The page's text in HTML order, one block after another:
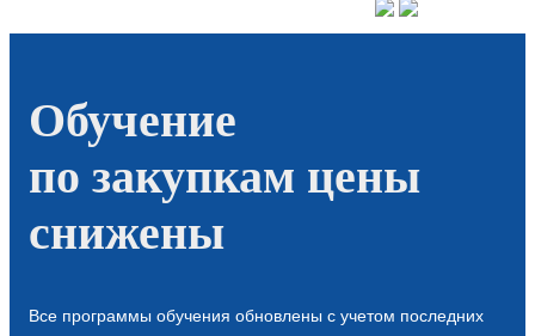
Обучение
по закупкам цены
снижены
Все программы обучения обновлены с учетом последних